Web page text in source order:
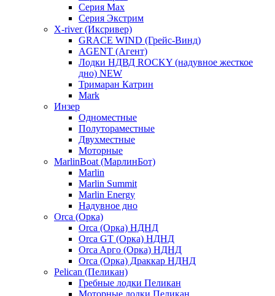
Серия Max
Серия Экстрим
X-river (Иксривер)
GRACE WIND (Грейс-Винд)
AGENT (Агент)
Лодки НДВД ROCKY (надувное жесткое
дно) NEW
Тримаран Катрин
Mark
Инзер
Одноместные
Полутораместные
Двухместные
Моторные
MarlinBoat (МарлинБот)
Marlin
Marlin Summit
Marlin Energy
Надувное дно
Orca (Орка)
Orca (Орка) НДНД
Orca GT (Орка) НДНД
Orca Aрго (Орка) НДНД
Orca (Орка) Драккар НДНД
Pelican (Пеликан)
Гребные лодки Пеликан
Моторные лодки Пеликан